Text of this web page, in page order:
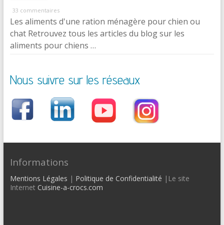
33 commentaires
Les aliments d'une ration ménagère pour chien ou
chat Retrouvez tous les articles du blog sur les
aliments pour chiens …
Nous suivre sur les réseaux
Informations
Mentions Légales | Politique de Confidentialité |Le site
Internet Cuisine-a-crocs.com